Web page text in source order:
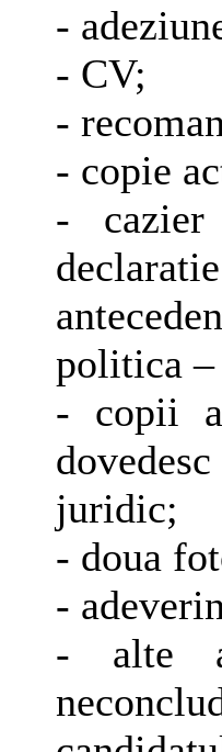
-
- CV;
-
- copie
- cazier
politica –
- copii
juridic;
- doua
-
- alte